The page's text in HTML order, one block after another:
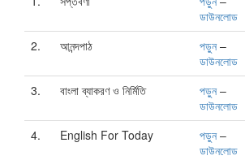
ডাউনলোড
2.
আনন্দপাঠ পড়ুন–
ডাউনলোড
3.
বাংলা ব্যাকরণ ও নির্মিতি পড়ুন–
ডাউনলোড
4.
English For Today পড়ুন–
ডাউনলোড